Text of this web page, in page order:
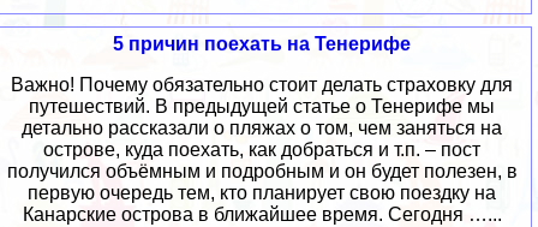
5 причин поехать на Тенерифе
Важно! Почему обязательно стоит делать страховку для
путешествий. В предыдущей статье о Тенерифе мы
детально рассказали о пляжах о том, чем заняться на
острове, куда поехать, как добраться и т.п. – пост
получился объёмным и подробным и он будет полезен, в
первую очередь тем, кто планирует свою поездку на
Канарские острова в ближайшее время. Сегодня …...